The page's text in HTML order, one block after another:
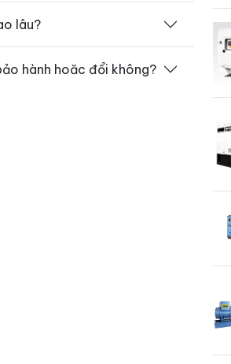
lâu?
hành hoăc đổi không?